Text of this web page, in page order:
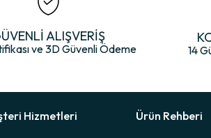
ALIŞVERİŞ
ve 3D Güvenli Ödeme 14
Hizmetleri Ürün Rehberi